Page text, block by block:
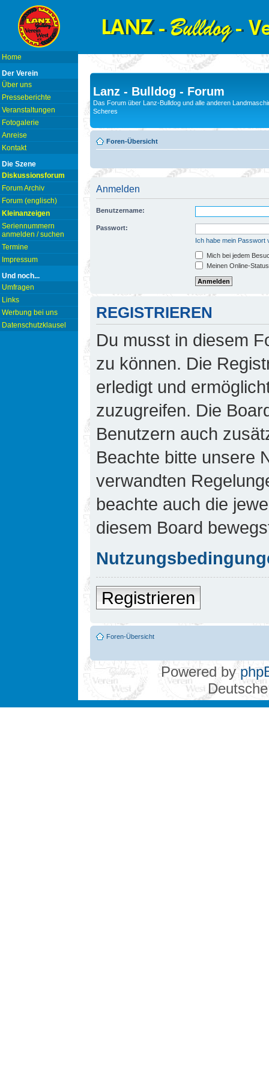
Home
Der Verein
Über uns
Presseberichte
Veranstaltungen
Fotogalerie
Anreise
Kontakt
Die Szene
Diskussionsforum
Forum Archiv
Forum (englisch)
Kleinanzeigen
Seriennummern
anmelden / suchen
Termine
Impressum
Und noch...
Umfragen
Links
Werbung bei uns
Datenschutzklausel
Lanz - Bulldog - Forum
Das Forum über Lanz-Bulldog und alle anderen
Scheres
Foren-Übersicht
Anmelden
Benutzername:
Passwort:
Ich habe mein Passwort
Mich bei jedem
Meinen Online-
REGISTRIEREN
Du musst in diesem
zu können. Die
erledigt und
zuzugreifen. Die
Benutzern auch
Beachte bitte unsere
verwandten
beachte auch die
diesem Board
Registrieren
Foren-Übersicht
Powered by